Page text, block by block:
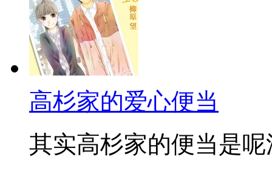
高杉家的爱心便当
其实高杉家的便当是呢